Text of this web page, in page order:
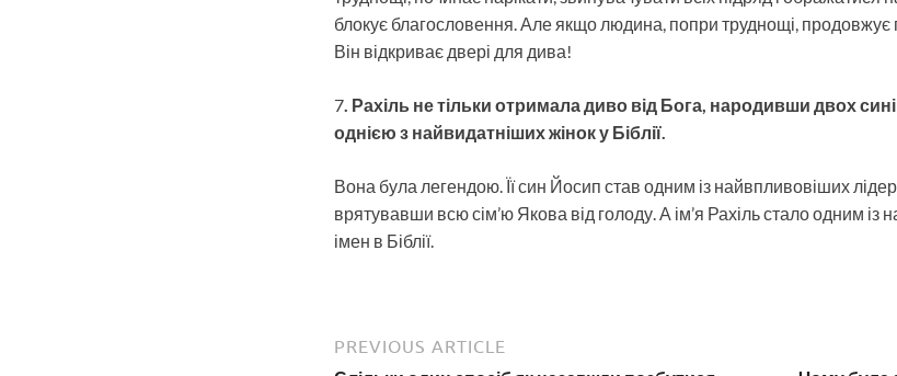
блокує благословення. Але якщо людина, попри труднощі, продовжує
Він відкриває двері для дива!
7. Рахіль не тільки отримала диво від Бога, народивши двох
однією з найвидатніших жінок у Біблії.
Вона була легендою. Її син Йосип став одним із найвпливовіших
врятувавши всю сім’ю Якова від голоду. А ім’я Рахіль стало одним із
імен в Біблії.
PREVIOUS ARTICLE